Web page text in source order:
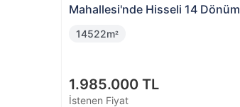
Mahallesi'nde Hisseli 14 Dönüm
1.985.000 TL
İstenen Fiyat
14522m²